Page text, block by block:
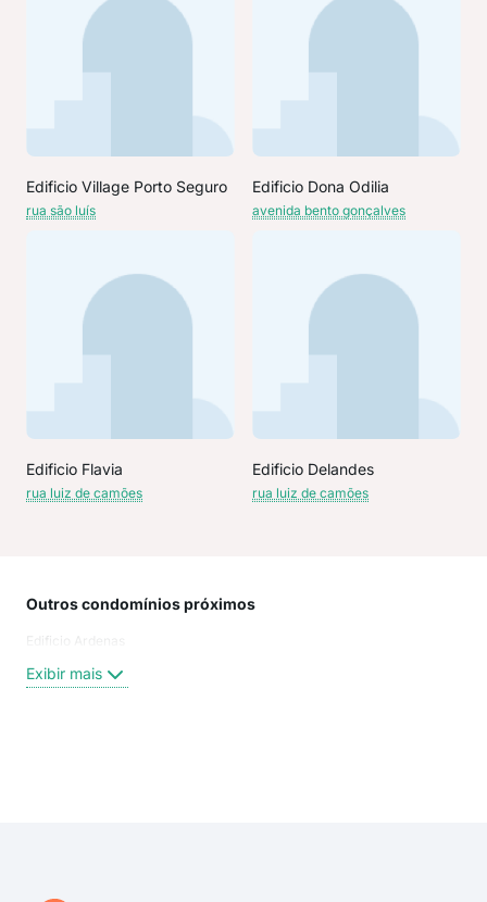
Edificio Village Porto Seguro
rua são luís
Edificio Dona Odilia
avenida bento gonçalves
Edificio Flavia
rua luiz de camões
Edificio Delandes
rua luiz de camões
Outros condomínios próximos
Edificio Ardenas
Exibir mais